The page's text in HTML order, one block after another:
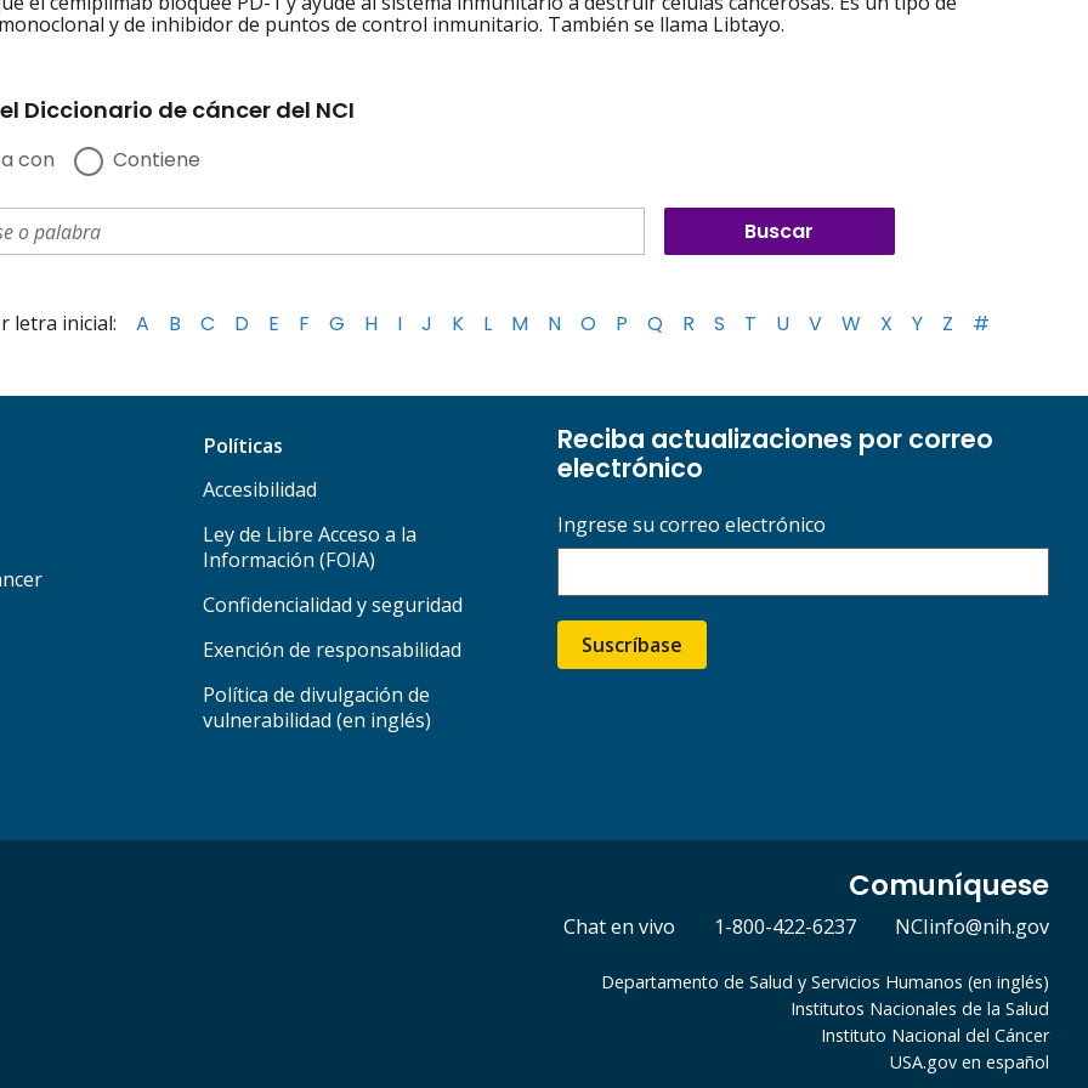
y de inhibidor de puntos de control inmunitario. También se llama Libtayo.
Diccionario de cáncer del NCI
con Contiene
letra inicial: A B C D E F G H I J K L M N O P Q R S T U V W X Y Z #
Políticas
Accesibilidad
Ley de Libre Acceso a la
Información (FOIA)
Confidencialidad y seguridad
Exención de responsabilidad
Política de divulgación de
vulnerabilidad (en inglés)
Reciba actualizaciones por correo
electrónico
Ingrese su correo electrónico
Suscríbase
Comuníquese
Chat en vivo 1-800-422-6237 NCIinfo@nih.gov
Departamento de Salud y Servicios Humanos (en inglés)
Institutos Nacionales de la Salud
Instituto Nacional del Cáncer
USA.gov en español